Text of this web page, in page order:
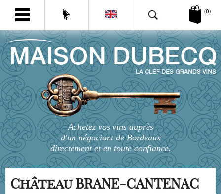
(0)
Achetez vos vins auprès
d'un négociant de Bordeaux
directement et en toute confiance.
Château BRANE-CANTENAC